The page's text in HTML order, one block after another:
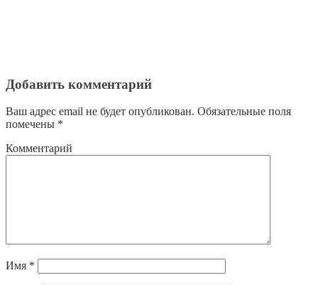
Добавить комментарий
Ваш адрес email не будет опубликован. Обязательные поля
помечены *
Комментарий
Имя *